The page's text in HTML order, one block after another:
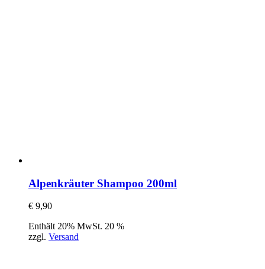
Alpenkräuter Shampoo 200ml
€ 9,90
Enthält 20% MwSt. 20 %
zzgl. Versand